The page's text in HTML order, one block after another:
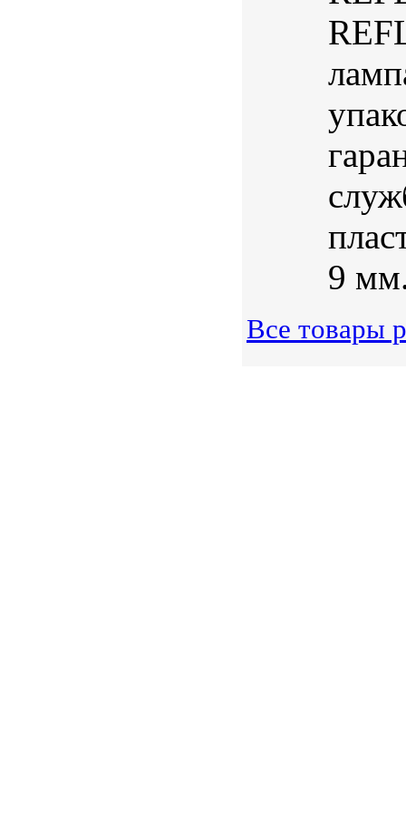
9
Все товары